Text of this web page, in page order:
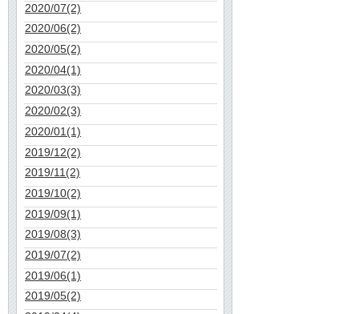
2020/07(2)
2020/06(2)
2020/05(2)
2020/04(1)
2020/03(3)
2020/02(3)
2020/01(1)
2019/12(2)
2019/11(2)
2019/10(2)
2019/09(1)
2019/08(3)
2019/07(2)
2019/06(1)
2019/05(2)